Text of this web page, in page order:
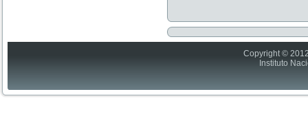
Copyright ©
Instituto